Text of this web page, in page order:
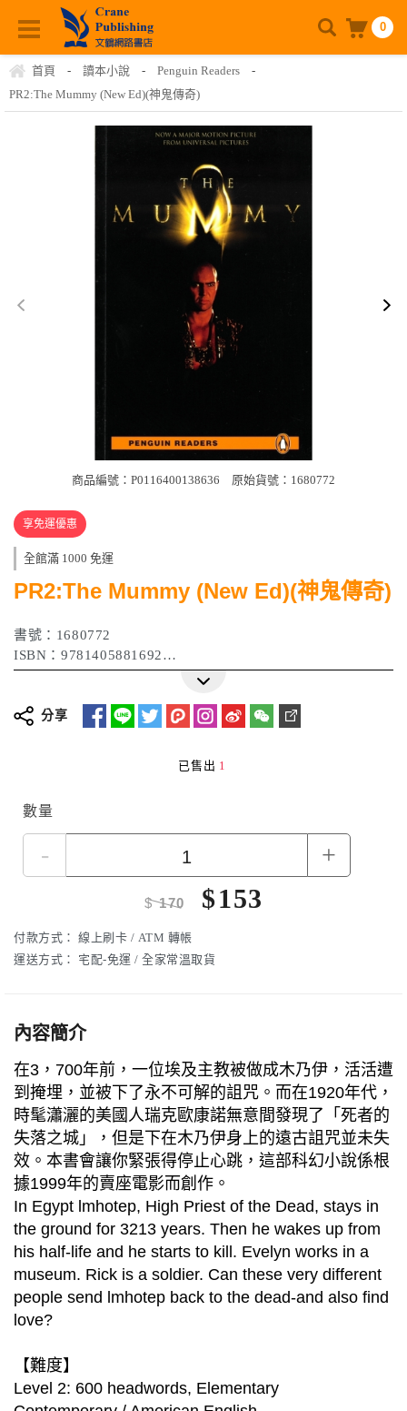
0
首頁 - 讀本小說 - Penguin Readers
-
PR2:The Mummy (New Ed)(神鬼傳奇)
商品編號：P0116400138636 原始貨號：1680772
享免運優惠
全館滿 1000 免運
PR2:The Mummy (New Ed)(神鬼傳奇)
書號：1680772
ISBN：9781405881692
作者：David Levithan
分享
已售出 1
數量
- +
$170 $153
付款方式： 線上刷卡 / ATM 轉帳
運送方式：
宅配-免運 / 全家常溫取貨
內容簡介
在3，700年前，一位埃及主教被做成木乃伊，活活遭
到掩埋，並被下了永不可解的詛咒。而在1920年代，
時髦瀟灑的美國人瑞克歐康諾無意間發現了「死者的
失落之城」，但是下在木乃伊身上的遠古詛咒並未失
效。本書會讓你緊張得停止心跳，這部科幻小說係根
據1999年的賣座電影而創作。
In Egypt lmhotep, High Priest of the Dead, stays in
the ground for 3213 years. Then he wakes up from
his half-life and he starts to kill. Evelyn works in a
museum. Rick is a soldier. Can these very different
people send lmhotep back to the dead-and also find
love?
【難度】
Level 2: 600 headwords, Elementary